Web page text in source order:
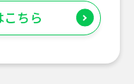
こちら